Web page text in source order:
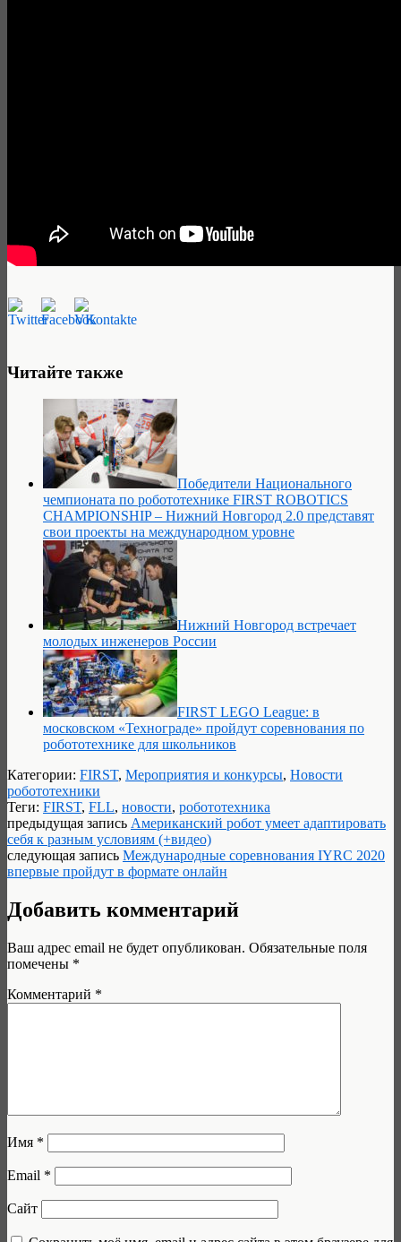
Читайте также
Победители Национального
чемпионата по робототехнике FIRST ROBOTICS
CHAMPIONSHIP – Нижний Новгород 2.0 представят
свои проекты на международном уровне
Нижний Новгород встречает
молодых инженеров России
FIRST LEGO League: в
московском «Технограде» пройдут соревнования по
робототехнике для школьников
Категории: FIRST, Мероприятия и конкурсы, Новости
робототехники
Теги: FIRST, FLL, новости, робототехника
предыдущая запись Американский робот умеет адаптировать
себя к разным условиям (+видео)
следующая запись Международные соревнования IYRC 2020
впервые пройдут в формате онлайн
Добавить комментарий
Ваш адрес email не будет опубликован. Обязательные поля
помечены *
Комментарий *
Имя *
Email *
Сайт